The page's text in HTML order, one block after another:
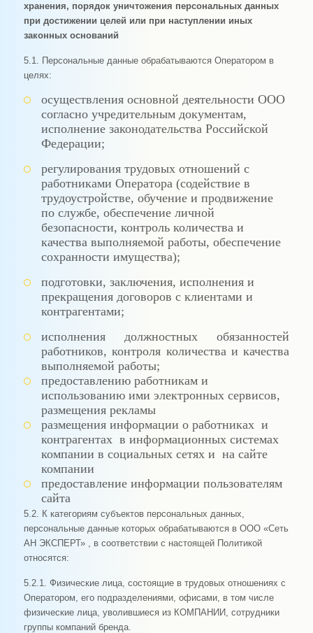
хранения, порядок уничтожения персональных данных
при достижении целей или при наступлении иных
законных оснований
5.1. Персональные данные обрабатываются Оператором в
целях:
осуществления основной деятельности ООО
согласно учредительным документам,
исполнение законодательства Российской
Федерации;
регулирования трудовых отношений с
работниками Оператора (содействие в
трудоустройстве, обучение и продвижение
по службе, обеспечение личной
безопасности, контроль количества и
качества выполняемой работы, обеспечение
сохранности имущества);
подготовки, заключения, исполнения и
прекращения договоров с клиентами и
контрагентами;
исполнения должностных обязанностей
работников, контроля количества и качества
выполняемой работы;
предоставлению работникам и
использованию ими электронных сервисов,
размещения рекламы
размещения информации о работниках и
контрагентах в информационных системах
компании в социальных сетях и на сайте
компании
предоставление информации пользователям
сайта
5.2. К категориям субъектов персональных данных,
персональные данные которых обрабатываются в ООО «Сеть
АН ЭКСПЕРТ» , в соответствии с настоящей Политикой
относятся:
5.2.1. Физические лица, состоящие в трудовых отношениях с
Оператором, его подразделениями, офисами, в том числе
физические лица, уволившиеся из КОМПАНИИ, сотрудники
группы компаний бренда.